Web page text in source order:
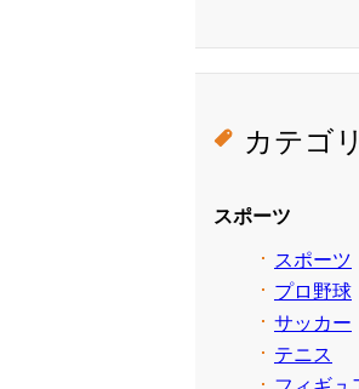
カテゴ
スポーツ
スポーツ
プロ野球
サッカー
テニス